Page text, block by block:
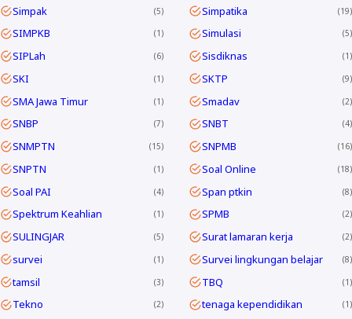
Simpak 5 Simpatika 19
SIMPKB 1 Simulasi 5
SIPLah 6 Sisdiknas 1
SKI 1 SKTP 9
SMA Jawa Timur 1 Smadav 2
SNBP 7 SNBT 4
SNMPTN 15 SNPMB 16
SNPTN 1 Soal Online 18
Soal PAI 4 Span ptkin 8
Spektrum Keahlian 1 SPMB 2
SULINGJAR 5 Surat lamaran kerja 2
survei 1 Survei lingkungan belajar 8
tamsil 3 TBQ 1
Tekno 2 tenaga kependidikan 1